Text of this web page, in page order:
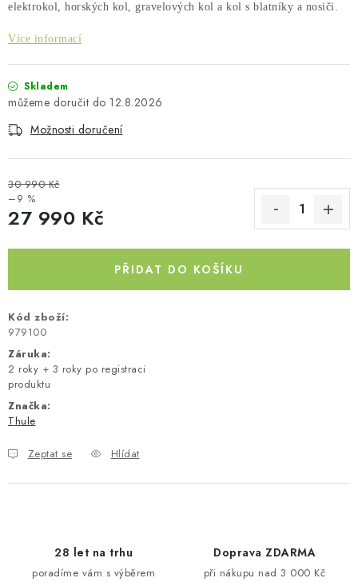
Moje objednávka
elektrokol, horských kol, gravelových kol a kol s blatníky a nosiči.
Více informací
Skladem
12.8.2026
Možnosti doručení
30 990 Kč
–9 %
27 990 Kč
PŘIDAT DO KOŠÍKU
Kód zboží:
979100
Záruka:
2 roky + 3 roky po registraci
produktu
Značka:
Thule
Zeptat se Hlídat
28 let na trhu
poradíme vám s výběrem
Doprava ZDARMA
při nákupu nad 3 000 Kč